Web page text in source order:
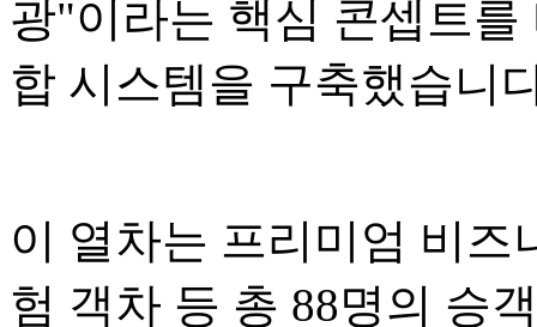
광"이라는 핵심 콘셉트
합 시스템을 구축했습니
이 열차는 프리미엄 비즈
험 객차 등 총 88명의 승